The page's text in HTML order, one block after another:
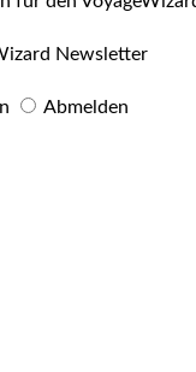
Newsletter
Abmelden